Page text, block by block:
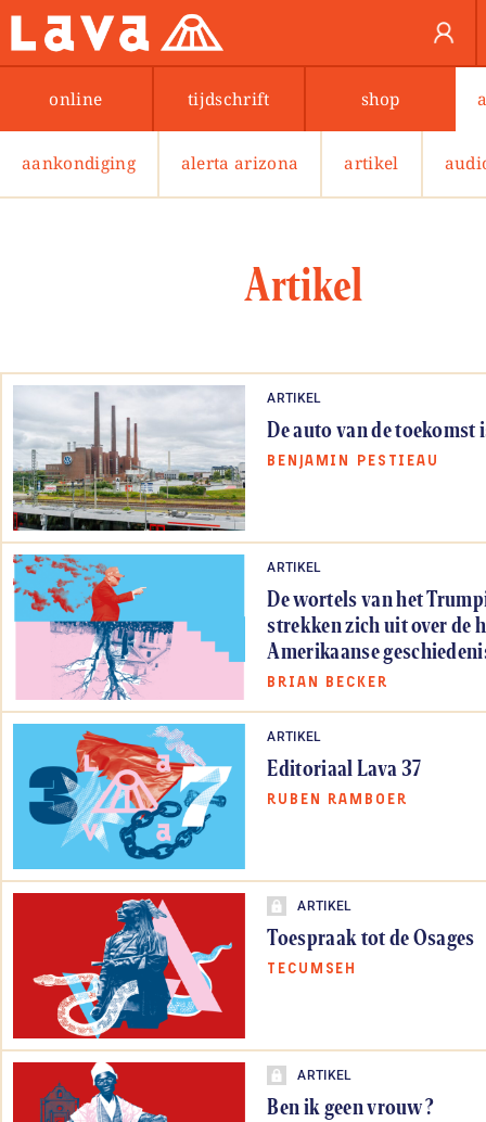
online tijdschrift shop
aankondiging alerta arizona artikel
Artikel
ARTIKEL
De auto van de toekomst
BENJAMIN PESTIEAU
ARTIKEL
De wortels van het
strekken zich uit over de
Amerikaanse
BRIAN BECKER
ARTIKEL
Editoriaal Lava 37
RUBEN RAMBOER
ARTIKEL
Toespraak tot de Osages
TECUMSEH
ARTIKEL
Ben ik geen vrouw ?